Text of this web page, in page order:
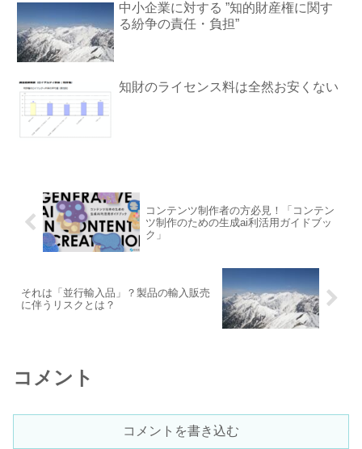
中小企業に対する ”知的財産権に関す
る紛争の責任・負担”
知財のライセンス料は全然お安くない
コンテンツ制作者の方必見！「コンテン
ツ制作のための生成ai利活用ガイドブッ
ク」
それは「並行輸入品」？製品の輸入販売
に伴うリスクとは？
コメント
コメントを書き込む